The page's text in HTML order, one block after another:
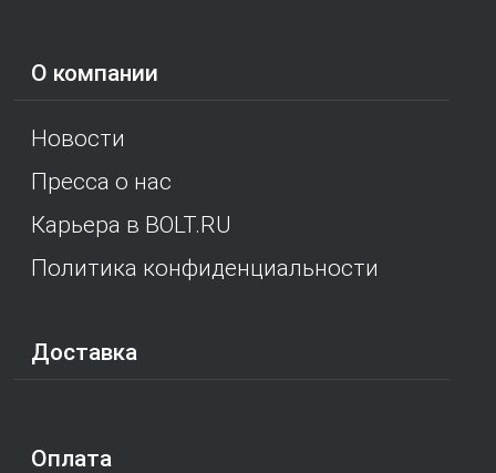
О компании
Новости
Пресса о нас
Карьера в BOLT.RU
Политика конфиденциальности
Доставка
Оплата